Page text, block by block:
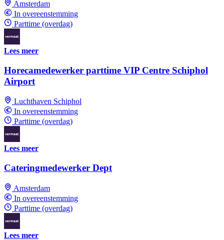
Amsterdam
In overeenstemming
Parttime (overdag)
Lees meer
Horecamedewerker parttime VIP Centre Schiphol
Airport
Luchthaven Schiphol
In overeenstemming
Parttime (overdag)
Lees meer
Cateringmedewerker Dept
Amsterdam
In overeenstemming
Parttime (overdag)
Lees meer